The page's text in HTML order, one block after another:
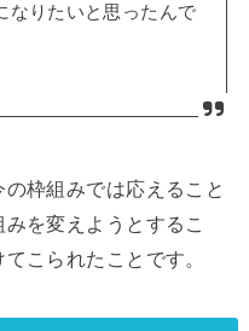
なりたいと思ったんで
枠組みでは応えること
を変えようとするこ
こられたことです。